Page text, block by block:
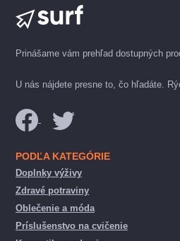
Prinášame vám prehľad dostupných
U nás nájdete presne to, čo hľadáte.
PODĽA KATEGÓRIE
Doplnky výživy
Zdravé potraviny
Oblečenie a móda
Príslušenstvo na cvičenie